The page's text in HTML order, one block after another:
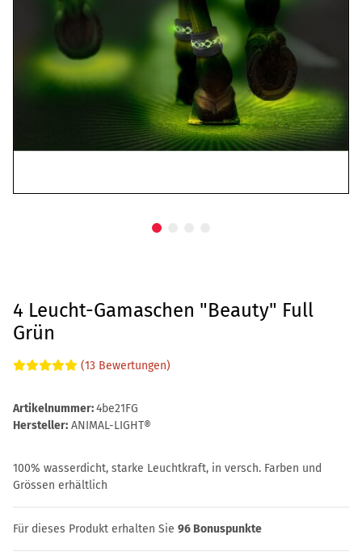
4 Leucht-Gamaschen "Beauty" Full
Grün
(13 Bewertungen)
Artikelnummer:4be21FG
Hersteller: ANIMAL-LIGHT®
100% wasserdicht, starke Leuchtkraft, in versch. Farben und
Grössen erhältlich
Für dieses Produkt erhalten Sie 96 Bonuspunkte